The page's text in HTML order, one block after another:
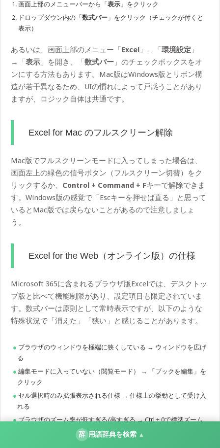
画面上部のメニューバーから「表示 」をクリック
ドロップダウン内の「数式バー 」をクリック（チェックが付くと
表示）
あるいは、画面上部のメニュー「Excel 」→「環境設定 」
→「表示 」を開き、「数式バー 」のチェックボックスをオ
ンにする方法もあります。Mac版はWindows版とリボン構
造が若干異なるため、UIの慣れによって戸惑うことがあり
ますが、ロジック自体は共通です。
Excel for Mac のフルスクリーン解除
Mac版でフルスクリーンモードに入ってしまった場合は、
画面左上の緑色の信号ボタン（フルスクリーン切替）をク
リックするか、 Control + Command + Fキーで解除できま
す。Windows版の感覚で「Escキーを押せば直る」と思って
いるとMac版では戻らないことがあるので注意しましょ
う。
Excel for the Web（オンライン版）の仕様
Microsoft 365に含まれるブラウザ版Excelでは、デスクトッ
プ版と比べて機能制限があり、設定項目も限定されていま
す。数式バーは原則として常時表示ですが、以下のような
特殊状況で「消えた」「狭い」と感じることがあります。
ブラウザのウィンドウを極端に狭くしている → ウィンドウを広げ
る
編集モードに入っていない（閲覧モード） → 「ブックを編集」を
クリック
セル選択時のみ拡張表示される仕様 → 仕様上の挙動として受け入
れる
ブラウザのズーム率が低すぎる/高すぎる → Ctrl + 0で標準ズーム
辞 用語辞典を検索 ▲